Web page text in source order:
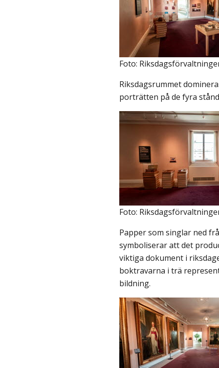
Foto:
Riksdagsrummet
porträtten på de fyra
Foto:
Papper som singlar ned
symboliserar att det
viktiga dokument i
boktravarna i trä
bildning.